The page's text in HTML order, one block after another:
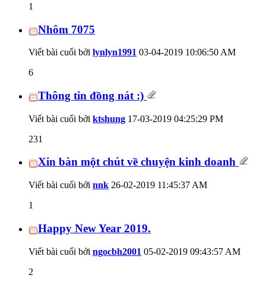
1
Nhôm 7075
Viết bài cuối bởi lynlyn1991 03-04-2019 10:06:50 AM
6
Thông tin đồng nát :)
Viết bài cuối bởi ktshung 17-03-2019 04:25:29 PM
231
Xin bàn một chút về chuyện kinh doanh
Viết bài cuối bởi nnk 26-02-2019 11:45:37 AM
1
Happy New Year 2019.
Viết bài cuối bởi ngocbh2001 05-02-2019 09:43:57 AM
2